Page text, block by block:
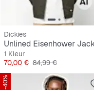
Dickies
1 Kleur
Prijs
70,00 € Originele Prijs
84,99 €
-40%